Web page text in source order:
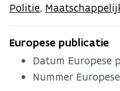
Politie,
Europese publicatie
Datum Europese
Nummer Europese